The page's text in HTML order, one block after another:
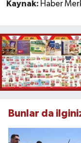
Kaynak: Haber
Bunlar da